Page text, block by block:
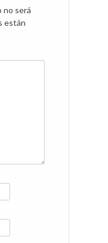
no será
están